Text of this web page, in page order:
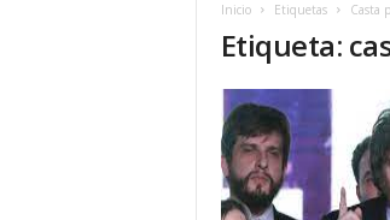
Inicio Etiquetas Casta
Etiqueta: